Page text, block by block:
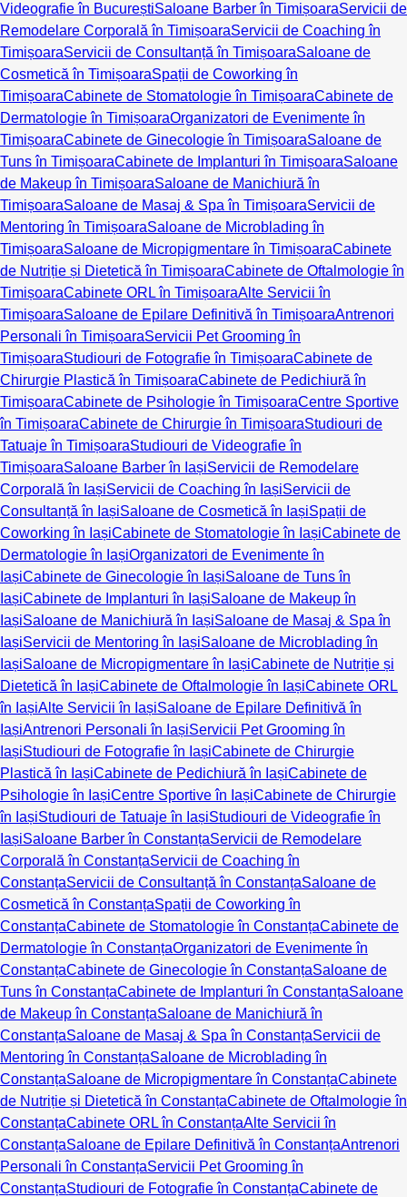
Videografie în BucureștiSaloane Barber în TimișoaraServicii de
Remodelare Corporală în TimișoaraServicii de Coaching în
TimișoaraServicii de Consultanță în TimișoaraSaloane de
Cosmetică în TimișoaraSpații de Coworking în
TimișoaraCabinete de Stomatologie în TimișoaraCabinete de
Dermatologie în TimișoaraOrganizatori de Evenimente în
TimișoaraCabinete de Ginecologie în TimișoaraSaloane de
Tuns în TimișoaraCabinete de Implanturi în TimișoaraSaloane
de Makeup în TimișoaraSaloane de Manichiură în
TimișoaraSaloane de Masaj & Spa în TimișoaraServicii de
Mentoring în TimișoaraSaloane de Microblading în
TimișoaraSaloane de Micropigmentare în TimișoaraCabinete
de Nutriție și Dietetică în TimișoaraCabinete de Oftalmologie în
TimișoaraCabinete ORL în TimișoaraAlte Servicii în
TimișoaraSaloane de Epilare Definitivă în TimișoaraAntrenori
Personali în TimișoaraServicii Pet Grooming în
TimișoaraStudiouri de Fotografie în TimișoaraCabinete de
Chirurgie Plastică în TimișoaraCabinete de Pedichiură în
TimișoaraCabinete de Psihologie în TimișoaraCentre Sportive
în TimișoaraCabinete de Chirurgie în TimișoaraStudiouri de
Tatuaje în TimișoaraStudiouri de Videografie în
TimișoaraSaloane Barber în IașiServicii de Remodelare
Corporală în IașiServicii de Coaching în IașiServicii de
Consultanță în IașiSaloane de Cosmetică în IașiSpații de
Coworking în IașiCabinete de Stomatologie în IașiCabinete de
Dermatologie în IașiOrganizatori de Evenimente în
IașiCabinete de Ginecologie în IașiSaloane de Tuns în
IașiCabinete de Implanturi în IașiSaloane de Makeup în
IașiSaloane de Manichiură în IașiSaloane de Masaj & Spa în
IașiServicii de Mentoring în IașiSaloane de Microblading în
IașiSaloane de Micropigmentare în IașiCabinete de Nutriție și
Dietetică în IașiCabinete de Oftalmologie în IașiCabinete ORL
în IașiAlte Servicii în IașiSaloane de Epilare Definitivă în
IașiAntrenori Personali în IașiServicii Pet Grooming în
IașiStudiouri de Fotografie în IașiCabinete de Chirurgie
Plastică în IașiCabinete de Pedichiură în IașiCabinete de
Psihologie în IașiCentre Sportive în IașiCabinete de Chirurgie
în IașiStudiouri de Tatuaje în IașiStudiouri de Videografie în
IașiSaloane Barber în ConstanțaServicii de Remodelare
Corporală în ConstanțaServicii de Coaching în
ConstanțaServicii de Consultanță în ConstanțaSaloane de
Cosmetică în ConstanțaSpații de Coworking în
ConstanțaCabinete de Stomatologie în ConstanțaCabinete de
Dermatologie în ConstanțaOrganizatori de Evenimente în
ConstanțaCabinete de Ginecologie în ConstanțaSaloane de
Tuns în ConstanțaCabinete de Implanturi în ConstanțaSaloane
de Makeup în ConstanțaSaloane de Manichiură în
ConstanțaSaloane de Masaj & Spa în ConstanțaServicii de
Mentoring în ConstanțaSaloane de Microblading în
ConstanțaSaloane de Micropigmentare în ConstanțaCabinete
de Nutriție și Dietetică în ConstanțaCabinete de Oftalmologie în
ConstanțaCabinete ORL în ConstanțaAlte Servicii în
ConstanțaSaloane de Epilare Definitivă în ConstanțaAntrenori
Personali în ConstanțaServicii Pet Grooming în
ConstanțaStudiouri de Fotografie în ConstanțaCabinete de